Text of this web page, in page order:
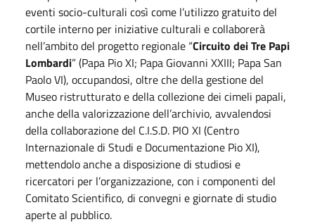
eventi socio-culturali così come l’utilizzo gratuito del
cortile interno per iniziative culturali e collaborerà
nell’ambito del progetto regionale “Circuito dei Tre Papi
Lombardi” (Papa Pio XI; Papa Giovanni XXIII; Papa San
Paolo VI), occupandosi, oltre che della gestione del
Museo ristrutturato e della collezione dei cimeli papali,
anche della valorizzazione dell’archivio, avvalendosi
della collaborazione del C.I.S.D. PIO XI (Centro
Internazionale di Studi e Documentazione Pio XI),
mettendolo anche a disposizione di studiosi e
ricercatori per l’organizzazione, con i componenti del
Comitato Scientifico, di convegni e giornate di studio
aperte al pubblico.